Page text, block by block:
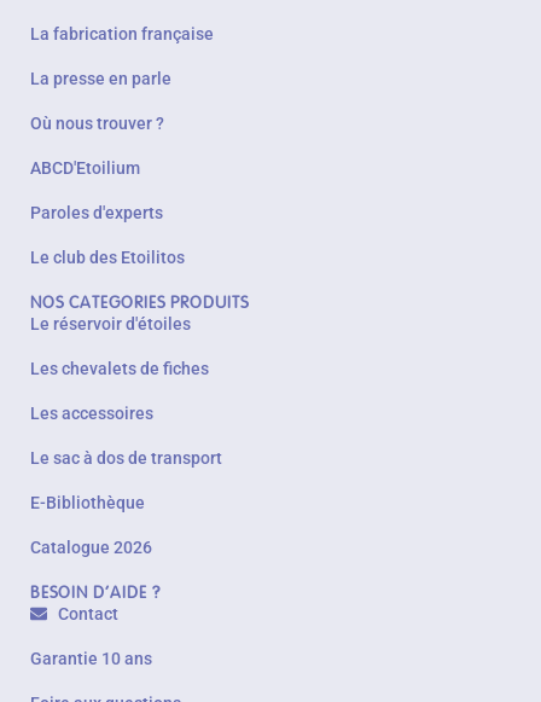
La fabrication française
La presse en parle
Où nous trouver ?
ABCD'Etoilium
Paroles d'experts
Le club des Etoilitos
NOS CATEGORIES PRODUITS
Le réservoir d'étoiles
Les chevalets de fiches
Les accessoires
Le sac à dos de transport
E-Bibliothèque
Catalogue 2026
BESOIN D'AIDE ?
Contact
Garantie 10 ans